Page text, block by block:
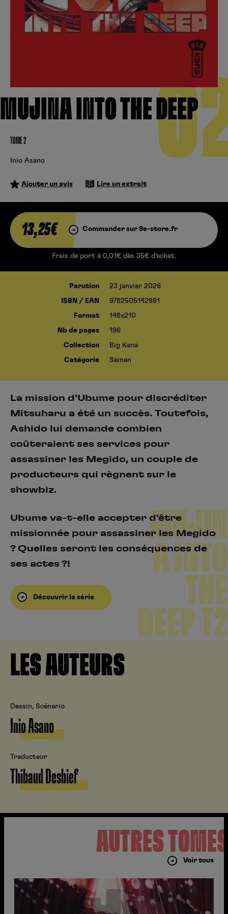
MUJINA INTO THE DEEP
TOME 2
Inio Asano
Ajouter un avis Lire un extrait
13,25€ Commander sur 9e-store.fr
Frais de port à 0,01€ dès 35€ d’achat.
Parution 23 janvier 2026
ISBN / EAN 9782505142881
Format 148x210
Nb de pages 196
Collection Big Kana
Catégorie Seinen
La mission d’Ubume pour discréditer
Mitsuharu a été un succès. Toutefois,
Ashido lui demande combien
coûteraient ses services pour
assassiner les Megido, un couple de
producteurs qui règnent sur le
showbiz.
Ubume va-t-elle accepter d’être
missionnée pour assassiner les Megido
? Quelles seront les conséquences de
ses actes ?!
Découvrir la série
MUJIN
A INTO
THE
DEEP T2
LES AUTEURS
Dessin, Scénario
Inio Asano
Traducteur
Thibaud Desbief
AUTRES
Voir tous
S’inscrire
Hunter x Hunter